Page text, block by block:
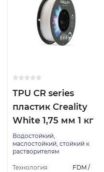
TPU CR series
пластик Creality
White 1,75 мм 1 кг
Водостойкий,
маслостойкий, стойкий к
растворителям
Технология
FDM /